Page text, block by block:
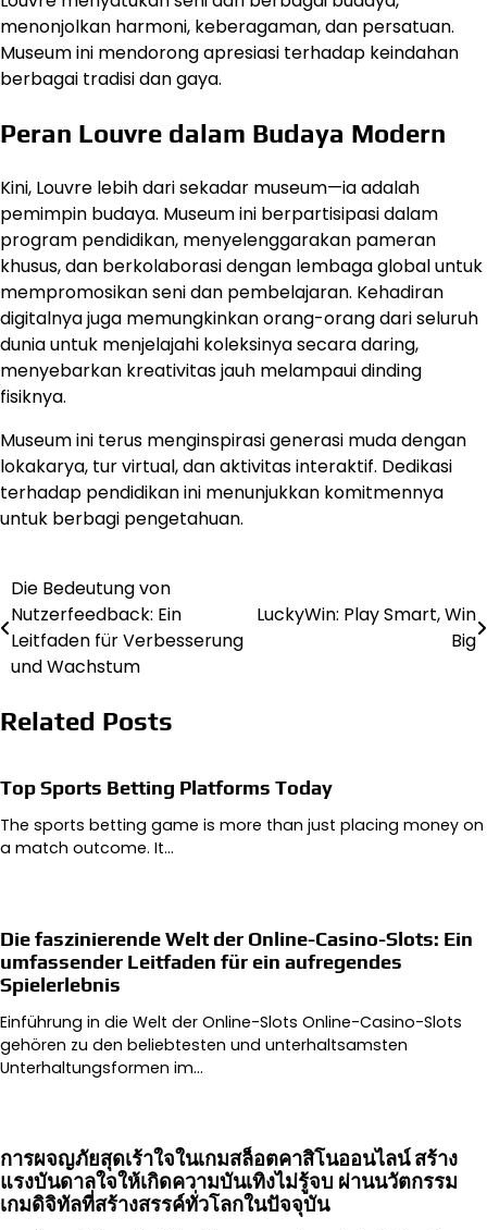
menonjolkan harmoni, keberagaman, dan persatuan.
Museum ini mendorong apresiasi terhadap keindahan
berbagai tradisi dan gaya.
Peran Louvre dalam Budaya Modern
Kini, Louvre lebih dari sekadar museum—ia adalah
pemimpin budaya. Museum ini berpartisipasi dalam
program pendidikan, menyelenggarakan pameran
khusus, dan berkolaborasi dengan lembaga global untuk
mempromosikan seni dan pembelajaran. Kehadiran
digitalnya juga memungkinkan orang-orang dari seluruh
dunia untuk menjelajahi koleksinya secara daring,
menyebarkan kreativitas jauh melampaui dinding
fisiknya.
Museum ini terus menginspirasi generasi muda dengan
lokakarya, tur virtual, dan aktivitas interaktif. Dedikasi
terhadap pendidikan ini menunjukkan komitmennya
untuk berbagi pengetahuan.
Post
navigation
Die Bedeutung von
Nutzerfeedback: Ein
Leitfaden für Verbesserung
und Wachstum
LuckyWin: Play Smart, Win
Big
Related Posts
Top Sports Betting Platforms Today
The sports betting game is more than just placing money on
a match outcome. It…
Die faszinierende Welt der Online-Casino-Slots: Ein
umfassender Leitfaden für ein aufregendes
Spielerlebnis
Einführung in die Welt der Online-Slots Online-Casino-Slots
gehören zu den beliebtesten und unterhaltsamsten
Unterhaltungsformen im…
การผจญภัยสุดเร้าใจในเกมสล็อตคาสิโนออนไลน์ สร้าง
แรงบันดาลใจให้เกิดความบันเทิงไม่รู้จบ ผ่านนวัตกรรม
เกมดิจิทัลที่สร้างสรรค์ทั่วโลกในปัจจุบัน